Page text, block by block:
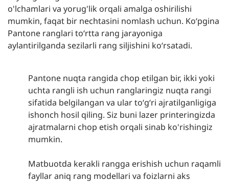
o'lchamlari va yorug'lik orqali amalga oshirilishi
mumkin, faqat bir nechtasini nomlash uchun. Ko‘pgina
Pantone ranglari to‘rtta rang jarayoniga
aylantirilganda sezilarli rang siljishini ko‘rsatadi.
Pantone nuqta rangida chop etilgan bir, ikki yoki
uchta rangli ish uchun ranglaringiz nuqta rangi
sifatida belgilangan va ular to‘g‘ri ajratilganligiga
ishonch hosil qiling. Siz buni lazer printeringizda
ajratmalarni chop etish orqali sinab ko'rishingiz
mumkin.
Matbuotda kerakli rangga erishish uchun raqamli
fayllar aniq rang modellari va foizlarni aks